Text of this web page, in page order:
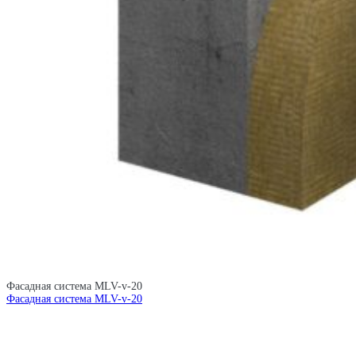
Фасадная система MLV-v-20
Фасадная система MLV-v-20